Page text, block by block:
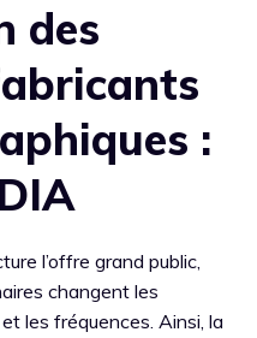
des
:
l’offre grand public,
changent les
les fréquences. Ainsi, la